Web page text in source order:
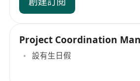
Project Coordination
設有生日假